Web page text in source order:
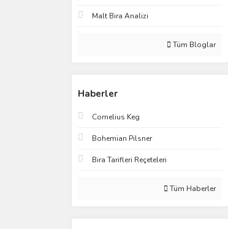
Malt Bira Analizi
Tüm Bloglar
Haberler
Cornelius Keg
Bohemian Pilsner
Bira Tarifleri Reçeteleri
Tüm Haberler